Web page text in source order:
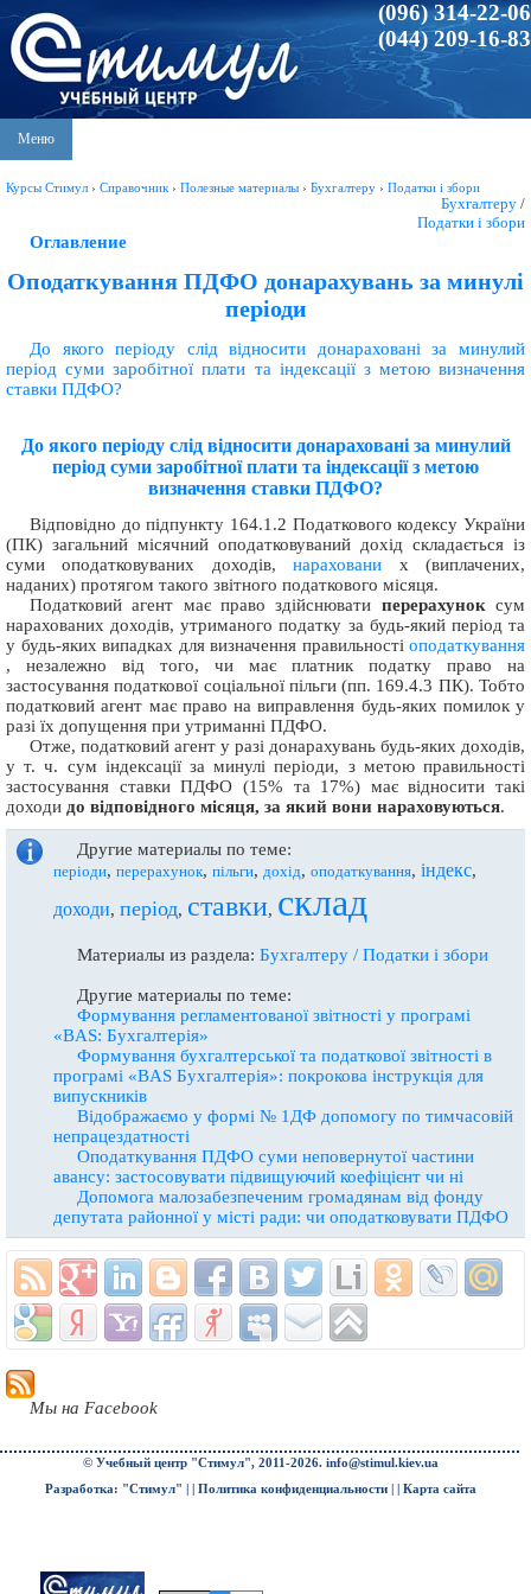
(096) 314-22-06
(044) 209-16-83
Меню
Курсы Стимул › Справочник › Полезные материалы › Бухгалтеру › Податки і збори
Бухгалтеру /
Податки і збори
Оглавление
Оподаткування ПДФО донарахувань за минулі
періоди
До якого періоду слід відносити донараховані за минулий
період суми заробітної плати та індексації з метою визначення
ставки ПДФО?
До якого періоду слід відносити донараховані за минулий
період суми заробітної плати та індексації з метою
визначення ставки ПДФО?
Відповідно до підпункту 164.1.2 Податкового кодексу України
(ПК) загальний місячний оподатковуваний дохід складається із
суми оподатковуваних доходів,нараховани х (виплачених,
наданих) протягом такого звітного податкового місяця.
Податковий агент має право здійснювати перерахуноксум
нарахованих доходів, утриманого податку за будь-який період та
у будь-яких випадках для визначення правильності оподаткування
, незалежно від того, чи має платник податку право на
застосування податкової соціальної пільги (пп. 169.4.3 ПК). Тобто
податковий агент має право на виправлення будь-яких помилок у
разі їх допущення при утриманні ПДФО.
Отже, податковий агент у разі донарахувань будь-яких доходів,
у т. ч. сум індексації за минулі періоди, з метою правильності
застосування ставки ПДФО (15% та 17%) має відносити такі
доходи до відповідного місяця, за який вони нараховуються.
Другие материалы по теме:
періоди, перерахунок, пільги, дохід, оподаткування, індекс,
доходи, період, ставки, склад
Материалы из раздела: Бухгалтеру / Податки і збори
Другие материалы по теме:
Формування регламентованої звітності у програмі
«BAS: Бухгалтерія»
Формування бухгалтерської та податкової звітності в
програмі «BAS Бухгалтерія»: покрокова інструкція для
випускників
Відображаємо у формі № 1ДФ допомогу по тимчасовій
непрацездатності
Оподаткування ПДФО суми неповернутої частини
авансу: застосовувати підвищуючий коефіцієнт чи ні
Допомога малозабезпеченим громадянам від фонду
депутата районної у місті ради: чи оподатковувати ПДФО
Мы на Facebook
© Учебный центр "Стимул", 2011-2026. info@stimul.kiev.ua
Разработка: "Стимул" | | Политика конфиденциальности| | Карта сайта